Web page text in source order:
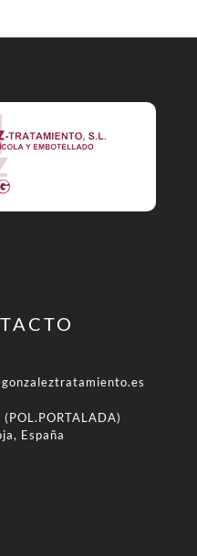
España